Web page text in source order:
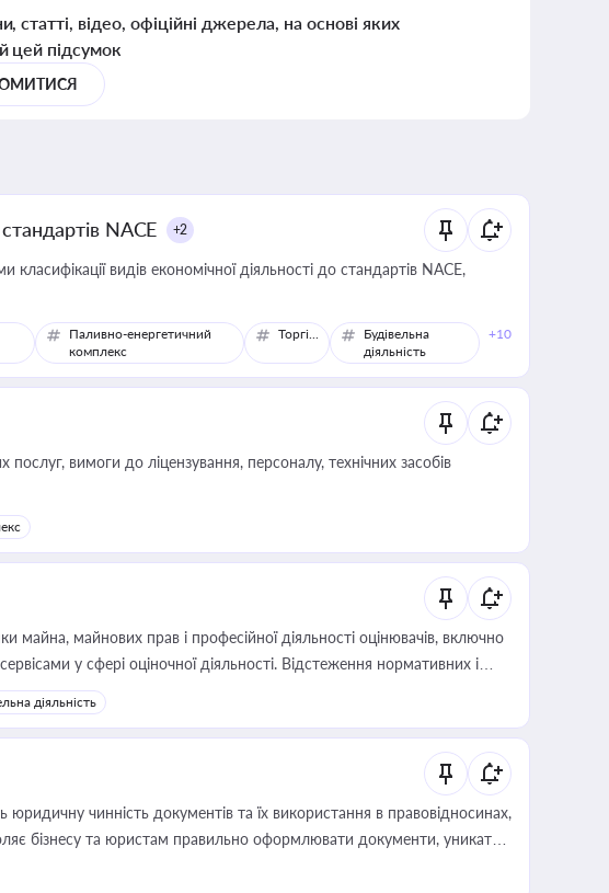
відео, офіційні джерела, на основі яких
цей підсумок
NACE +2
класифікації видів економічної діяльності до стандартів NACE,
Паливно-енергетичний
комплекс
Торгівля
Будівельна
діяльність
+10
вимоги до ліцензування, персоналу, технічних засобів
майна, майнових прав і професійної діяльності оцінювачів, включно
у сфері оціночної діяльності. Відстеження нормативних і
керівника, юриста або бухгалтера під час оподаткування,
і перевірки статусу суб'єктів оціночної діяльності
діяльність
чинність документів та їх використання в правовідносинах,
бізнесу та юристам правильно оформлювати документи, уникати
органами влади та контрагентами